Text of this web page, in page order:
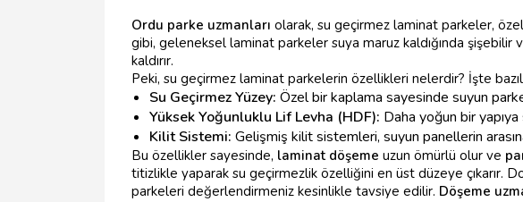
Ordu parke uzmanları olarak, su geçirmez laminat parkeler,
gibi, geleneksel laminat parkeler suya maruz kaldığında
kaldırır.
Peki, su geçirmez laminat parkelerin özellikleri nelerdir? İşte
Su Geçirmez Yüzey: Özel bir kaplama sayesinde suyun
Yüksek Yoğunluklu Lif Levha (HDF): Daha yoğun bir
Kilit Sistemi: Gelişmiş kilit sistemleri, suyun panellerin arasına
Bu özellikler sayesinde, laminat döşeme uzun ömürlü olur ve
titizlikle yaparak su geçirmezlik özelliğini en üst düzeye çıkarır.
parkeleri değerlendirmeniz kesinlikle tavsiye edilir. Döşeme